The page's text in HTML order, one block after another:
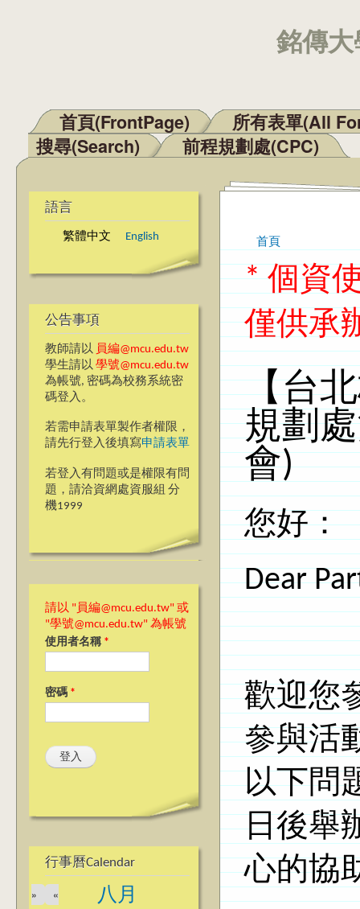
銘傳
主選單
首頁(FrontPage)
所有表單(All
搜尋(Search)
前程規劃處(CPC)
語言
繁體中文 English
公告事項
教師請以 員編@mcu.edu.tw
學生請以 學號@mcu.edu.tw
為帳號, 密碼為校務系統密
碼登入。
若需申請表單製作者權限，
請先行登入後填寫申請表單
若登入有問題或是權限有問
題，請洽資網處資服組 分
機1999
請以 "員編@mcu.edu.tw" 或
"學號@mcu.edu.tw" 為帳號
使用者名稱 *
密碼 *
行事曆Calendar
八月
«
»
您在這裡
首頁
* 個資
僅供承
【台
規劃
會)
您好：
Dear
歡迎您
參與活
以下問
日後舉
心的協